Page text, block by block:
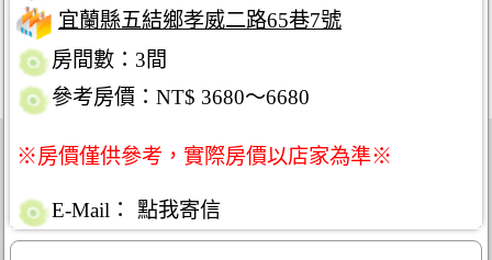
宜蘭縣五結鄉孝威二路65巷7號
房間數：3間
參考房價：NT$ 3680～6680
※房價僅供參考，實際房價以店家為準※
E-Mail： 點我寄信